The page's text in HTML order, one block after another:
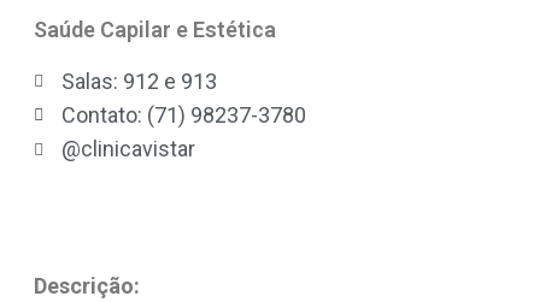
Saúde Capilar e Estética
Salas: 912 e 913
Contato: (71) 98237-3780
@clinicavistar
Descrição: